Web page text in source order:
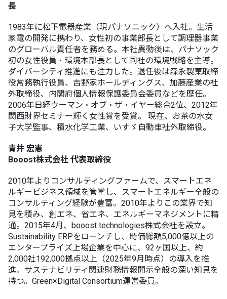
長
1983年に松下電器産業（現パナソニック）へ入社。生活
家電の開発に携わり、女性初の事業部長として調理器事業
のグローバル責任者を務める。本社異動後は、パナソック
初の女性役員・環境本部長として同社の環境戦略を主導。
ダイバーシティ推進にも注力した。退任後は森永製菓取締
役常務執行役員、吉野家ホールディングス、加藤産業の社
外取締役、内閣府個人情報保護委員会委員などを歴任。
2006年日経ウーマン・オブ・ザ・イヤー総合2位、2012年
関西財界セミナー輝く女性賞を受賞。 現在、お茶の水女
子大学監事、積水化学工業、いすゞ自動車社外取締役。
青井 宏憲
Booost株式会社 代表取締役
2010年よりコンサルティングファームで、スマートエネ
ルギービジネス領域を管掌し、スマートエネルギー全般の
コンサルティング経験が豊富。2010年よりこの業界で知
見を積み、創エネ、省エネ、エネルギーマネジメントに精
通。2015年4月、booost technologies株式会社を設立。
Sustainability ERPをローンチし、時価総額5,000億以上の
エンタープライズ上場企業を中心に、92ヶ国以上、約
2,000社192,000拠点以上（2025年9月時点）の導入を推
進。サステナビリティ関連財務情報開示全般の深い知見を
持つ。Green×Digital Consortium運営委員。